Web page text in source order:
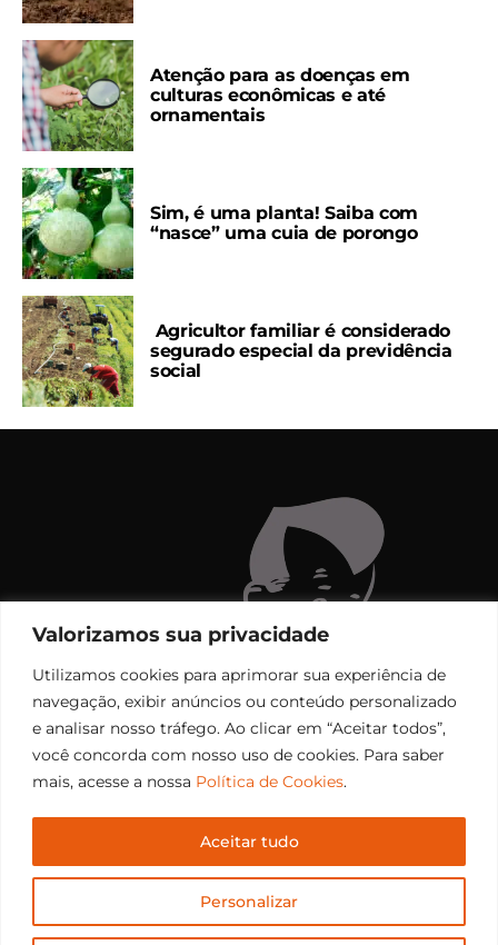
Valorizamos sua privacidade
Utilizamos cookies para aprimorar sua experiência de
navegação, exibir anúncios ou conteúdo personalizado
e analisar nosso tráfego. Ao clicar em “Aceitar todos”,
você concorda com nosso uso de cookies. Para saber
mais, acesse a nossa Política de Cookies.
Personalizar
Aceitar tudo
Atenção para as doenças em
culturas econômicas e até
ornamentais
Sim, é uma planta! Saiba com
“nasce” uma cuia de porongo
Agricultor familiar é considerado
segurado especial da previdência
social
Copyright © 2006 – 2026 Rádio Santiago FM. Todos os
direitos reservados.
Desenvolvido porCEOS Tech